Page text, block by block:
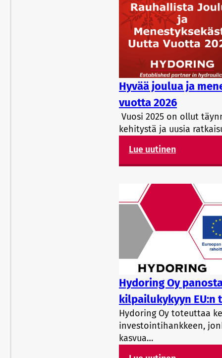
Hyvää joulua ja
vuotta 2026
Vuosi 2025 on ollut
kehitystä ja uusia
Lue uutinen
Hydoring Oy
kilpailukykyyn EU:n
Hydoring Oy toteuttaa
investointihankkeen,
kasvua…